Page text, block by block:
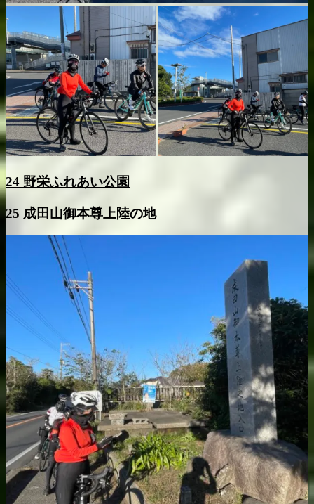
24 野栄ふれあい公園
25 成田山御本尊上陸の地